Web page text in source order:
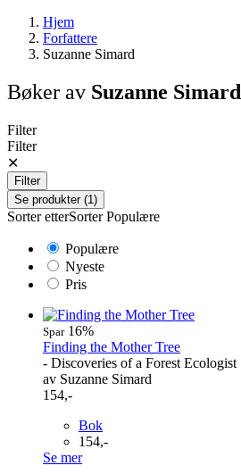
Hjem
Forfattere
Suzanne Simard
Bøker av Suzanne Simard
Filter
Filter
✕
Filter
Se produkter (1)
Sorter etterSorter Populære
Populære
Nyeste
Pris
Spar16%
Finding the Mother Tree
- Discoveries of a Forest Ecologist
av Suzanne Simard
154,-
Bok
154,-
Se mer